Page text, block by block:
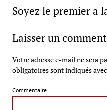
Soyez le premier a
Laisser un
Votre adresse e-mail ne sera
obligatoires sont indiqués avec
Commentaire